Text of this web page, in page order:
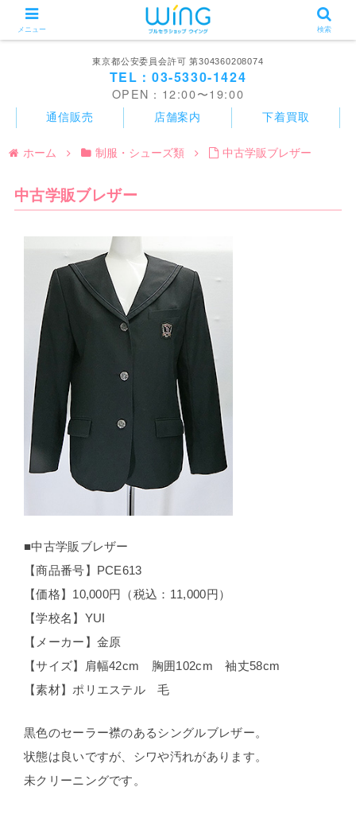
東京都公安委員会許可 第304360208074
TEL：03-5330-1424
OPEN：12:00〜19:00
通信販売 店舗案内 下着買取
ホーム 制服・シューズ類 中古学販ブレザー
中古学販ブレザー
■中古学販ブレザー
【商品番号】PCE613
【価格】10,000円（税込：11,000円）
【学校名】YUI
【メーカー】金原
【サイズ】肩幅42cm 胸囲102cm 袖丈58cm
【素材】ポリエステル 毛
黒色のセーラー襟のあるシングルブレザー。
状態は良いですが、シワや汚れがあります。
未クリーニングです。
メニュー 検索